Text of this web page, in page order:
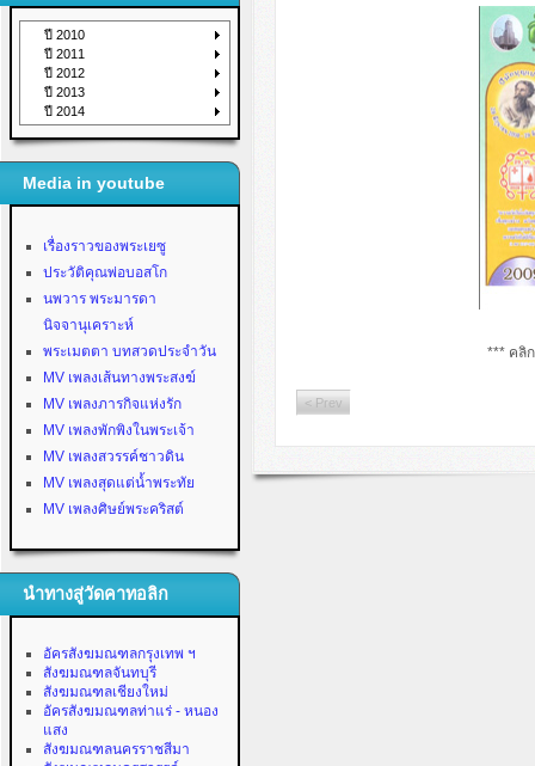
ปี 2010
ปี 2011
ปี 2012
ปี 2013
ปี 2014
Media in youtube
เรื่องราวของพระเยซู
ประวัติคุณพ่อบอสโก
นพวาร พระมารดา
นิจจานุเคราะห์
พระเมตตา บทสวดประจำวัน
MV เพลงเส้นทางพระสงฆ์
MV เพลงภารกิจแห่งรัก
MV เพลงพักพิงในพระเจ้า
MV เพลงสวรรค์ชาวดิน
MV เพลงสุดแต่น้ำพระทัย
MV เพลงศิษย์พระคริสต์
นำทางสู่วัดคาทอลิก
อัครสังฆมณฑลกรุงเทพ ฯ
สังฆมณฑลจันทบุรี
สังฆมณฑลเชียงใหม่
อัครสังฆมณฑลท่าแร่ - หนอง
แสง
สังฆมณฑลนครราชสีมา
*** คลิ
< Prev